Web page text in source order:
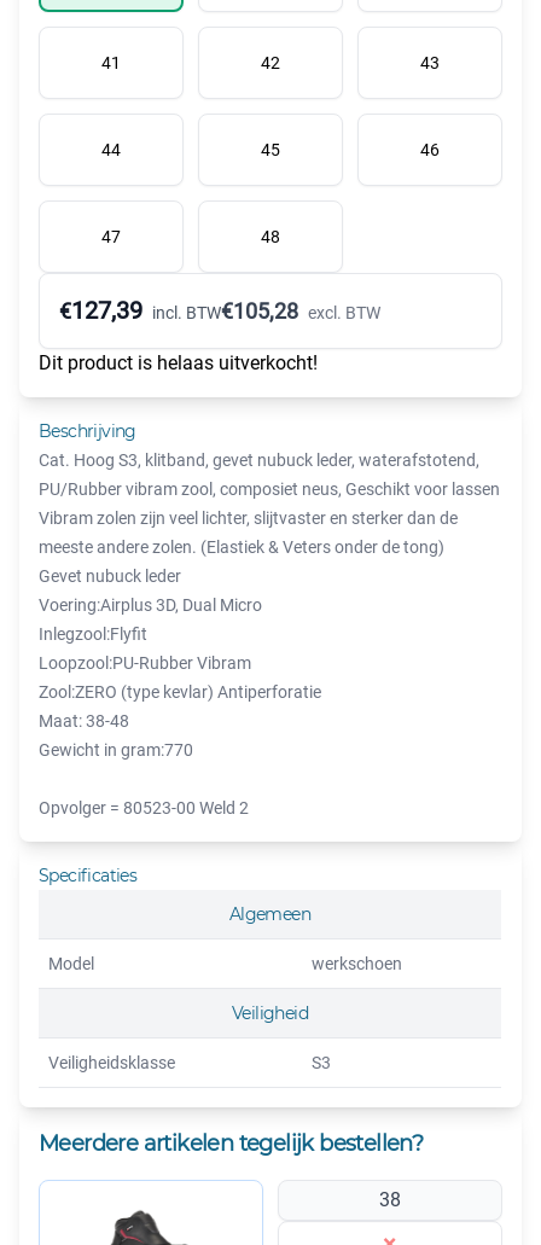
41 42 43
44 45 46
47 48
€127,39 incl. BTW€105,28 excl. BTW
Dit product is helaas uitverkocht!
Beschrijving
Cat. Hoog S3, klitband, gevet nubuck leder, waterafstotend,
PU/Rubber vibram zool, composiet neus, Geschikt voor lassen
Vibram zolen zijn veel lichter, slijtvaster en sterker dan de
meeste andere zolen. (Elastiek & Veters onder de tong)
Gevet nubuck leder
Voering:Airplus 3D, Dual Micro
Inlegzool:Flyfit
Loopzool:PU-Rubber Vibram
Zool:ZERO (type kevlar) Antiperforatie
Maat: 38-48
Gewicht in gram:770
Opvolger = 80523-00 Weld 2
Specificaties
Algemeen
Model werkschoen
Veiligheid
Veiligheidsklasse S3
Meerdere artikelen tegelijk bestellen?
38